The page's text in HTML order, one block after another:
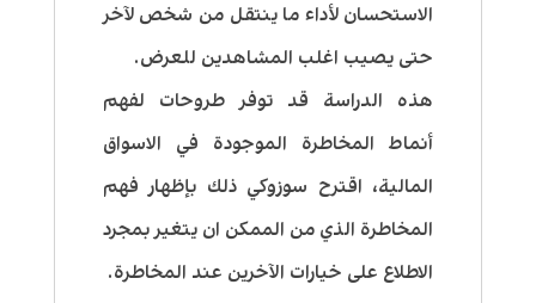
الاستحسان لأداء ما ينتقل من شخص لآخر
حتى يصيب اغلب المشاهدين للعرض.
هذه الدراسة قد توفر طروحات لفهم
أنماط المخاطرة الموجودة في الاسواق
المالية، اقترح سوزوكي ذلك بإظهار فهم
المخاطرة الذي من الممكن ان يتغير بمجرد
الاطلاع على خيارات الآخرين عند المخاطرة.